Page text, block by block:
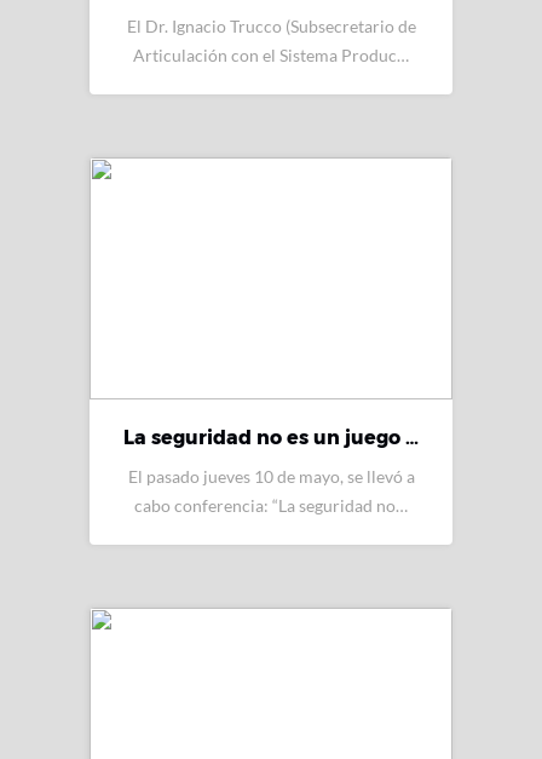
El Dr. Ignacio Trucco (Subsecretario de
Articulación con el Sistema Produc…
La seguridad no es un juego …
El pasado jueves 10 de mayo, se llevó a
cabo conferencia: “La seguridad no…